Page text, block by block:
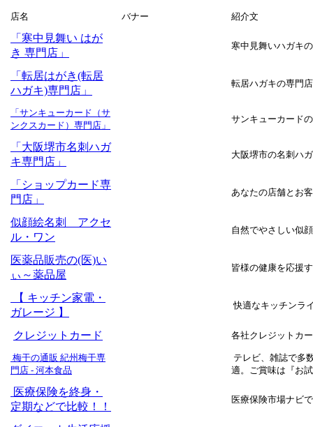
店名 バナー 紹介文
「寒中見舞い はが
き 専門店」
寒中見舞いハガキ
「転居はがき(転居
ハガキ)専門店」
転居ハガキの専門
「サンキューカード（サ
ンクスカード）専門店」
サンキューカード
「大阪堺市名刺ハガ
キ専門店」
大阪堺市の名刺ハ
「ショップカード専
門店」
あなたの店舗とお
似顔絵名刺 アクセ
ル・ワン
自然でやさしい似
医薬品販売の(医)い
ぃ～薬品屋
皆様の健康を応援
【 キッチン家電・
ガレージ 】
快適なキッチンラ
クレジットカード 各社クレジットカ
梅干の通販 紀州梅干専
門店 - 河本食品
テレビ、雑誌で多
適。ご賞味は『お
医療保険を終身・
定期などで比較！！
医療保険市場ナビ